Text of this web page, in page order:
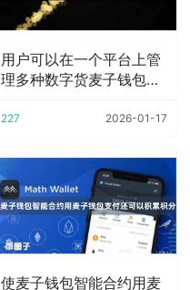
用户可以在一个平台上管
理多种数字货麦子钱包智
227 2026-01-17
使麦子钱包智能合约用麦